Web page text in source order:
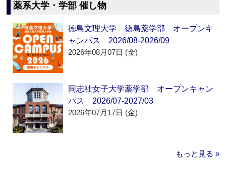
薬系大学・学部 催し物
徳島文理大学 徳島薬学部 オープンキ
ャンパス 2026/08-2026/09
2026年08月07日 (金)
同志社女子大学薬学部 オープンキャン
パス 2026/07-2027/03
2026年07月17日 (金)
もっと見る »